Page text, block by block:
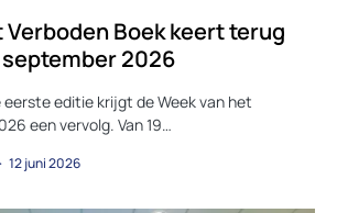
Verboden Boek keert terug
september 2026
eerste editie krijgt de Week van het
een vervolg. Van 19…
12 juni 2026